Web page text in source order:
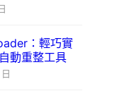
：輕巧實
動重整工具